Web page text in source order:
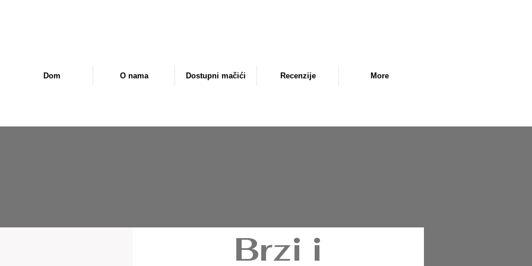
Dom O nama Dostupni mačići Recenzije More
Brzi i